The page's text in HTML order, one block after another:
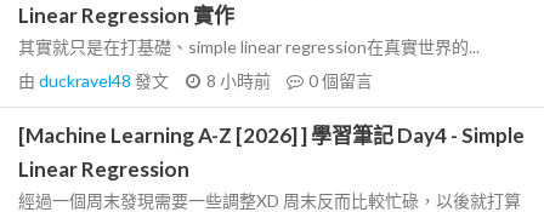
Linear Regression 實作
其實就只是在打基礎、simple linear regression在真實世界的...
由 duckravel48 發文 8 小時前 0個留言
[Machine Learning A-Z [2026] ] 學習筆記 Day4 - Simple
Linear Regression
經過一個周末發現需要一些調整XD 周末反而比較忙碌，以後就打算